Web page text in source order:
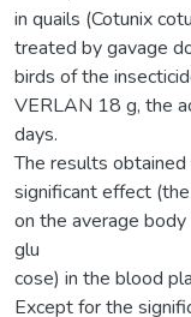
in quails (Cotunix
treated by gavage
birds of the
VERLAN 18 g, the
days.
The results
significant effect
on the average
glu
cose) in the blood
Except for the